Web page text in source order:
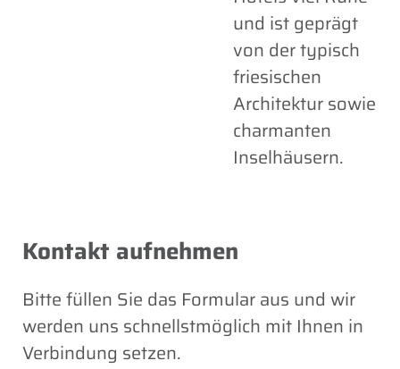
und ist geprägt
von der typisch
friesischen
Architektur sowie
charmanten
Inselhäusern.
Kontakt aufnehmen
Bitte füllen Sie das Formular aus und wir
werden uns schnellstmöglich mit Ihnen in
Verbindung setzen.